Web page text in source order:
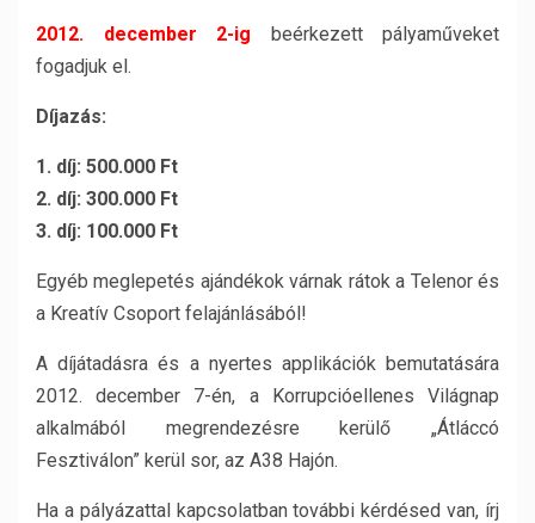
2012. december 2-ig beérkezett pályaműveket
fogadjuk el.
Díjazás:
1. díj: 500.000 Ft
2. díj: 300.000 Ft
3. díj: 100.000 Ft
Egyéb meglepetés ajándékok várnak rátok a Telenor és
a Kreatív Csoport felajánlásából!
A díjátadásra és a nyertes applikációk bemutatására
2012. december 7-én, a Korrupcióellenes Világnap
alkalmából megrendezésre kerülő „Átláccó
Fesztiválon” kerül sor, az A38 Hajón.
Ha a pályázattal kapcsolatban további kérdésed van, írj